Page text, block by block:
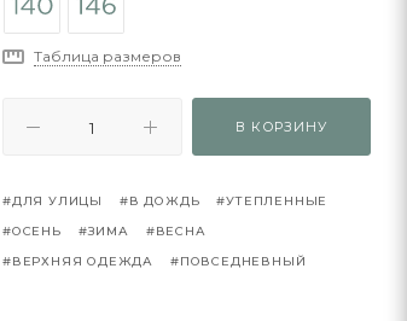
Таблица размеров
В КОРЗИНУ
#ДЛЯ УЛИЦЫ #В ДОЖДЬ
#УТЕПЛЕННЫЕ
#ОСЕНЬ
#ЗИМА
#ВЕСНА
#ВЕРХНЯЯ ОДЕЖДА
#ПОВСЕДНЕВНЫЙ